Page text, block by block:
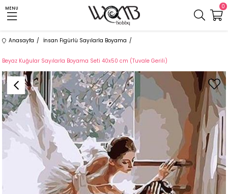
MENU 0
Anasayfa İnsan Figürlü Sayılarla Boyama
Beyaz Kuğular Sayılarla Boyama Seti 40x50 cm (Tuvale Gerili)